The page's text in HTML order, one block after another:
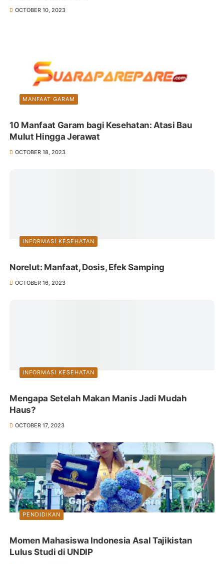
OCTOBER 10, 2023
MANFAAT GARAM
10 Manfaat Garam bagi Kesehatan: Atasi Bau
Mulut Hingga Jerawat
OCTOBER 18, 2023
INFORMASI KESEHATAN
Norelut: Manfaat, Dosis, Efek Samping
OCTOBER 16, 2023
INFORMASI KESEHATAN
Mengapa Setelah Makan Manis Jadi Mudah
Haus?
OCTOBER 17, 2023
PENDIDIKAN
Momen Mahasiswa Indonesia Asal Tajikistan
Lulus Studi di UNDIP